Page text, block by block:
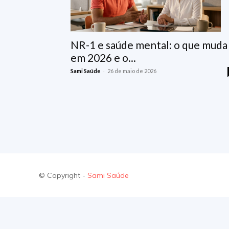
NR-1 e saúde mental: o que muda
em 2026 e o...
Sami Saúde - 26 de maio de 2026
© Copyright - Sami Saúde